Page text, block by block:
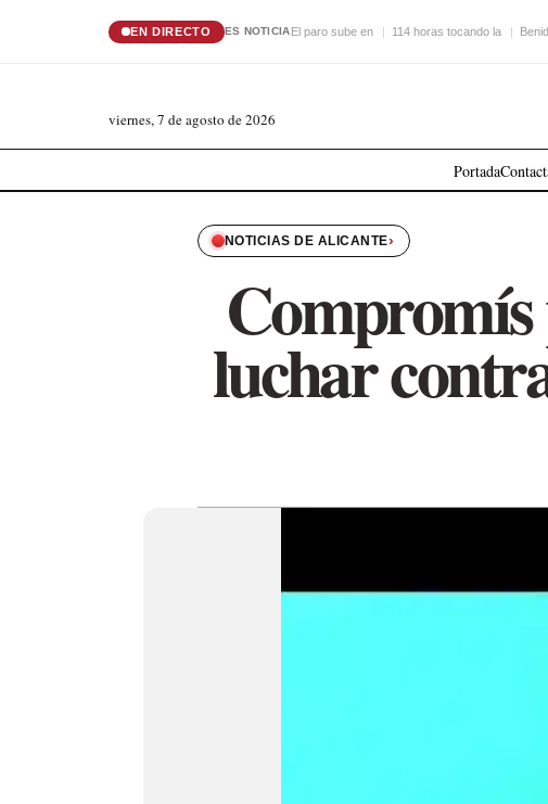
EN DIRECTO ES NOTICIAEl paro sube en 114 horas tocando la
viernes, 7 de agosto de 2026
Portada
NOTICIAS DE ALICANTE›
Compromís
luchar